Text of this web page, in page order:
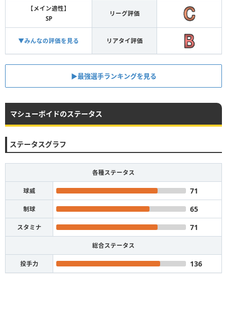
【メイン適性】
SP
リーグ評価
▼みんなの評価を見る リアタイ評価
▶︎最強選手ランキングを見る
マシューボイドのステータス
ステータスグラフ
各種ステータス
球威 71
制球 65
スタミナ 71
総合ステータス
投手力 136